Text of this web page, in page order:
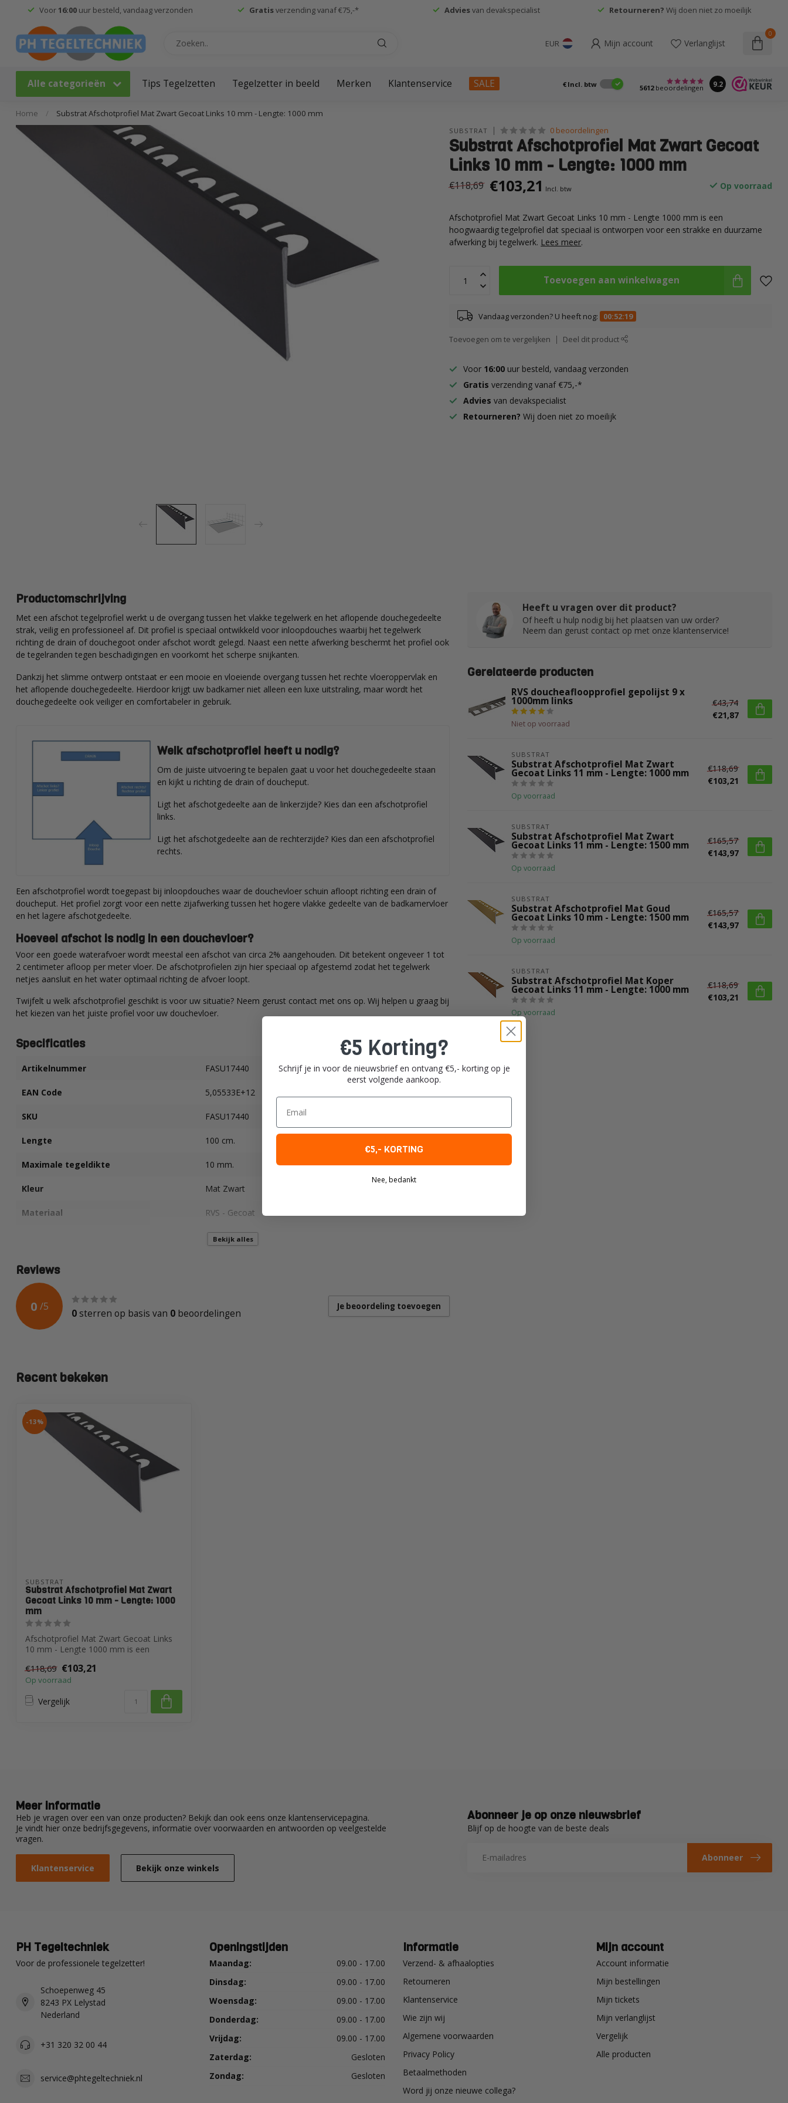
Voor16:00uur besteld, vandaag verzonden Gratisverzending vanaf €75,-* Adviesvan devakspecialist Retourneren? Wij doen niet zo moeilijk
EUR Mijn account Verlanglijst
0
Alle categorieën Tips Tegelzetten Tegelzetter in beeld Merken Klantenservice SALE € Incl. btw 5612beoordelingen 9.2
Home / Substrat Afschotprofiel Mat Zwart Gecoat Links 10 mm - Lengte: 1000 mm
SUBSTRAT 0 beoordelingen
Substrat Afschotprofiel Mat Zwart Gecoat
Links 10 mm - Lengte: 1000 mm
€118,69 €103,21 Incl. btw Op voorraad
Afschotprofiel Mat Zwart Gecoat Links 10 mm - Lengte 1000 mm is een
hoogwaardig tegelprofiel dat speciaal is ontworpen voor een strakke en duurzame
afwerking bij tegelwerk. Lees meer.
Toevoegen aan winkelwagen
Vandaag verzonden? U heeft nog: 00:52:18
Toevoegen om te vergelijken Deel dit product
Voor 16:00 uur besteld, vandaag verzonden
Gratis verzending vanaf €75,-*
Advies van devakspecialist
Retourneren?Wij doen niet zo moeilijk
Productomschrijving
Met een afschot tegelprofiel werkt u de overgang tussen het vlakke tegelwerk en het aflopende douchegedeelte
strak, veilig en professioneel af. Dit profiel is speciaal ontwikkeld voor inloopdouches waarbij het tegelwerk
richting de drain of douchegoot onder afschot wordt gelegd. Naast een nette afwerking beschermt het profiel ook
de tegelranden tegen beschadigingen en voorkomt het scherpe snijkanten.
Dankzij het slimme ontwerp ontstaat er een mooie en vloeiende overgang tussen het rechte vloeroppervlak en
het aflopende douchegedeelte. Hierdoor krijgt uw badkamer niet alleen een luxe uitstraling, maar wordt het
douchegedeelte ook veiliger en comfortabeler in gebruik.
Welk afschotprofiel heeft u nodig?
Om de juiste uitvoering te bepalen gaat u voor het douchegedeelte staan
en kijkt u richting de drain of doucheput.
Ligt het afschotgedeelte aan de linkerzijde? Kies dan een afschotprofiel
links.
Ligt het afschotgedeelte aan de rechterzijde? Kies dan een afschotprofiel
rechts.
Een afschotprofiel wordt toegepast bij inloopdouches waar de douchevloer schuin afloopt richting een drain of
doucheput. Het profiel zorgt voor een nette zijafwerking tussen het hogere vlakke gedeelte van de badkamervloer
en het lagere afschotgedeelte.
Hoeveel afschot is nodig in een douchevloer?
Voor een goede waterafvoer wordt meestal een afschot van circa 2% aangehouden. Dit betekent ongeveer 1 tot
2 centimeter afloop per meter vloer. De afschotprofielen zijn hier speciaal op afgestemd zodat het tegelwerk
netjes aansluit en het water optimaal richting de afvoer loopt.
Twijfelt u welk afschotprofiel geschikt is voor uw situatie? Neem gerust contact met ons op. Wij helpen u graag bij
het kiezen van het juiste profiel voor uw douchevloer.
Specificaties
Artikelnummer FASU17440
EAN Code 5,05533E+12
SKU FASU17440
Lengte 100 cm.
Maximale tegeldikte 10 mm.
Kleur Mat Zwart
Materiaal RVS - Gecoat
"L" - Afschot
Bekijk alles
Reviews
0 /5
0 sterren op basis van 0 beoordelingen
Je beoordeling toevoegen
Heeft u vragen over dit product?
Of heeft u hulp nodig bij het plaatsen van uw order?
Neem dan gerust contact op met onze klantenservice!
Gerelateerde producten
RVS doucheafloopprofiel gepolijst 9 x
1000mm links
Niet op voorraad
€43,74
€21,87
SUBSTRAT
Substrat Afschotprofiel Mat Zwart
Gecoat Links 11 mm - Lengte: 1000 mm
Op voorraad
€118,69
€103,21
SUBSTRAT
Substrat Afschotprofiel Mat Zwart
Gecoat Links 11 mm - Lengte: 1500 mm
Op voorraad
€165,57
€143,97
SUBSTRAT
Substrat Afschotprofiel Mat Goud
Gecoat Links 10 mm - Lengte: 1500 mm
Op voorraad
€165,57
€143,97
SUBSTRAT
Substrat Afschotprofiel Mat Koper
Gecoat Links 11 mm - Lengte: 1000 mm
Op voorraad
€118,69
€103,21
Recent bekeken
-13%
SUBSTRAT
Substrat Afschotprofiel Mat Zwart
Gecoat Links 10 mm - Lengte: 1000
mm
Afschotprofiel Mat Zwart Gecoat Links
10 mm - Lengte 1000 mm is een
€118,69 €103,21
Op voorraad
Vergelijk
Meer informatie
Heb je vragen over een van onze producten? Bekijk dan ook eens onze klantenservicepagina.
Je vindt hier onze bedrijfsgegevens, informatie over voorwaarden en antwoorden op veelgestelde
vragen.
Klantenservice Bekijk onze winkels
Abonneer je op onze nieuwsbrief
Blijf op de hoogte van de beste deals
Abonneer
PH Tegeltechniek
Voor de professionele tegelzetter!
Schoepenweg 45
8243 PX Lelystad
Nederland
+31 320 32 00 44
service@phtegeltechniek.nl
Openingstijden
Maandag:
09.00 - 17.00
Dinsdag:
09.00 - 17.00
Woensdag:
09.00 - 17.00
Donderdag:
09.00 - 17.00
Vrijdag:
09.00 - 17.00
Zaterdag:
Gesloten
Zondag:
Gesloten
Informatie
Verzend- & afhaalopties
Retourneren
Klantenservice
Wie zijn wij
Algemene voorwaarden
Privacy Policy
Betaalmethoden
Word jij onze nieuwe collega?
Mijn account
Account informatie
Mijn bestellingen
Mijn tickets
Mijn verlanglijst
Vergelijk
Alle producten
€5 Korting?
Schrijf je in voor de nieuwsbrief en ontvang €5,- korting op je
eerst volgende aankoop.
Email
€5,- KORTING
Nee, bedankt